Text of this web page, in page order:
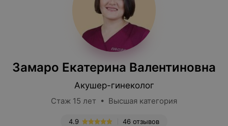
Замаро Екатерина Валентиновна
Акушер-гинеколог
Стаж 15 лет • Высшая категория
46 отзывов
4.9